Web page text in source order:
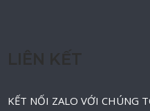
KẾT NỐI ZALO VỚI CHÚNG